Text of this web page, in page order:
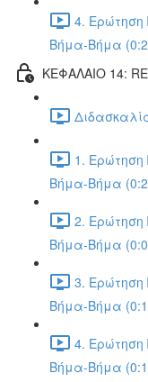
4. Ερώτηση
Βήμα-Βήμα
ΚΕΦΑΛΑΙΟ 14:
1. Ερώτηση
Βήμα-Βήμα
2. Ερώτηση
Βήμα-Βήμα
3. Ερώτηση
Βήμα-Βήμα
4. Ερώτηση
Βήμα-Βήμα